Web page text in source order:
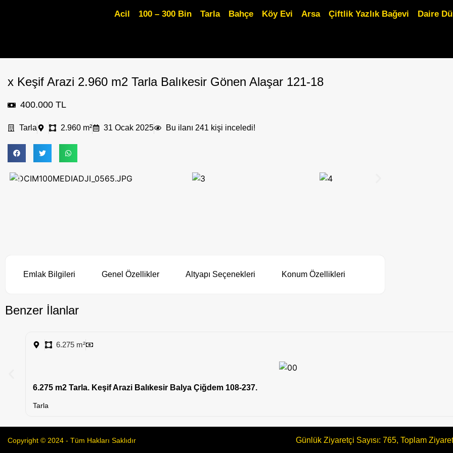
Acil 100 – 300 Bin Tarla Bahçe Köy Evi Arsa Çiftlik Yazlık Bağevi Daire
x Keşif Arazi 2.960 m2 Tarla Balıkesir Gönen Alaşar 121-18
400.000 TL
Tarla 2.960 m² 31 Ocak 2025 Bu ilanı 241 kişi inceledi!
Emlak Bilgileri Genel Özellikler Altyapı Seçenekleri Konum Özellikleri
Benzer İlanlar
6.275 m²
6.275 m2 Tarla. Keşif Arazi Balıkesir Balya Çiğdem 108-237.
Tarla
Copyright © 2024 - Tüm Hakları Saklıdır Günlük Ziyaretçi Sayısı: 765, Toplam